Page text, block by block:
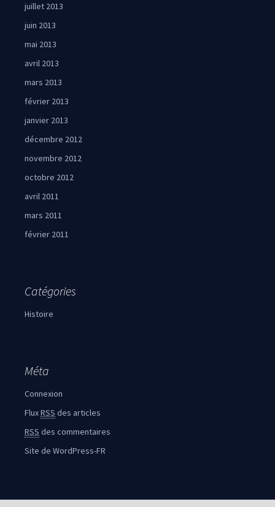
juillet 2013
juin 2013
mai 2013
avril 2013
mars 2013
février 2013
janvier 2013
décembre 2012
novembre 2012
octobre 2012
avril 2011
mars 2011
février 2011
Catégories
Histoire
Méta
Connexion
FluxRSS des articles
RSS des commentaires
Site de WordPress-FR